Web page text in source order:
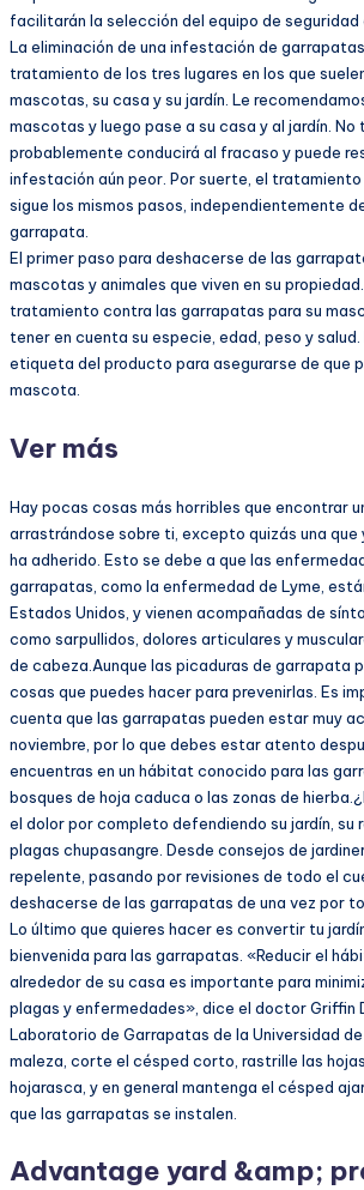
facilitarán la selección del equipo de
La eliminación de una infestación de
tratamiento de los tres lugares en los que
mascotas, su casa y su jardín. Le
mascotas y luego pase a su casa y al jardín.
probablemente conducirá al fracaso y puede
infestación aún peor. Por suerte, el
sigue los mismos pasos, independientemente
garrapata.
El primer paso para deshacerse de las
mascotas y animales que viven en su
tratamiento contra las garrapatas para su
tener en cuenta su especie, edad, peso y salud.
etiqueta del producto para asegurarse de que
mascota.
Ver más
Hay pocas cosas más horribles que encontrar
arrastrándose sobre ti, excepto quizás una que
ha adherido. Esto se debe a que las
garrapatas, como la enfermedad de Lyme,
Estados Unidos, y vienen acompañadas de
como sarpullidos, dolores articulares y
de cabeza.Aunque las picaduras de garrapata
cosas que puedes hacer para prevenirlas. Es
cuenta que las garrapatas pueden estar muy
noviembre, por lo que debes estar atento
encuentras en un hábitat conocido para las
bosques de hoja caduca o las zonas de
el dolor por completo defendiendo su jardín, su
plagas chupasangre. Desde consejos de
repelente, pasando por revisiones de todo el
deshacerse de las garrapatas de una vez por
Lo último que quieres hacer es convertir tu
bienvenida para las garrapatas. «Reducir el
alrededor de su casa es importante para
plagas y enfermedades», dice el doctor Griffin
Laboratorio de Garrapatas de la Universidad
maleza, corte el césped corto, rastrille las
hojarasca, y en general mantenga el césped
que las garrapatas se instalen.
Advantage yard &amp;